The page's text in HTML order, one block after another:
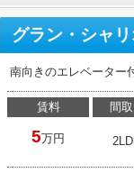
グラン・シャ
南向きのエレベーター
賃料
5万円
間取